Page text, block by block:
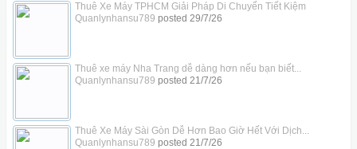
Thuê Xe Máy TPHCM Giải Pháp Di Chuyển Tiết Kiệm
Quanlynhansu789 posted 29/7/26
Thuê xe máy Nha Trang dễ dàng hơn nếu bạn biết...
Quanlynhansu789 posted 21/7/26
Thuê Xe Máy Sài Gòn Dễ Hơn Bao Giờ Hết Với Dịch...
Quanlynhansu789 posted 21/7/26